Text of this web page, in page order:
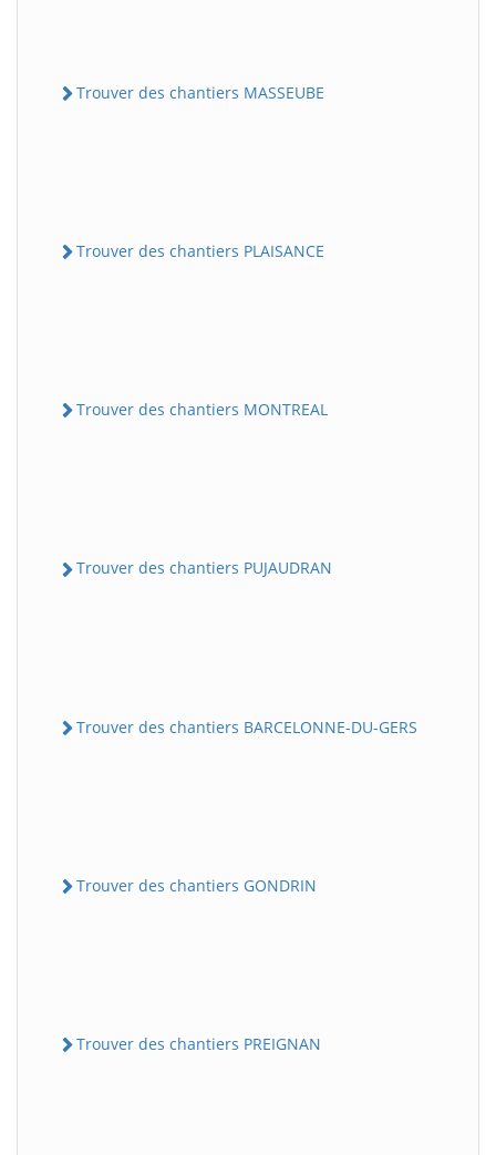
Trouver des chantiers MASSEUBE
Trouver des chantiers PLAISANCE
Trouver des chantiers MONTREAL
Trouver des chantiers PUJAUDRAN
Trouver des chantiers BARCELONNE-DU-GERS
Trouver des chantiers GONDRIN
Trouver des chantiers PREIGNAN